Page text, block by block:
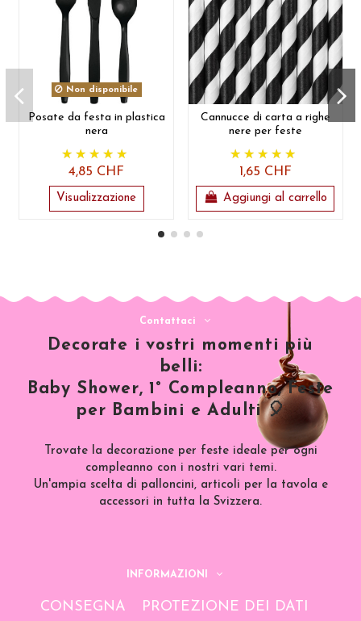
Non disponibile
Posate da festa in plastica
nera
4,85 CHF
Visualizzazione
Cannucce di carta a righe
nere per feste
1,65 CHF
Aggiungi al carrello
Contattaci
Decorate i vostri momenti più
belli:
Baby Shower, 1° Compleanno, Feste
per Bambini e Adulti 🎈
Trovate la decorazione per feste ideale per ogni
compleanno con i nostri vari temi.
Un'ampia scelta di palloncini, articoli per la tavola e
accessori in tutta la Svizzera.
INFORMAZIONI
CONSEGNA
PROTEZIONE DEI DATI